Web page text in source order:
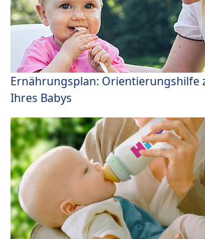
Ernährungsplan: Orientierungshilfe
Ihres Babys